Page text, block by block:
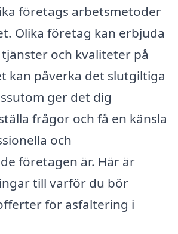
företags arbetsmetoder
Olika företag kan erbjuda
och kvaliteter på
kan påverka det slutgiltiga
ger det dig
frågor och få en känsla
och
företagen är. Här är
till varför du bör
för asfaltering i